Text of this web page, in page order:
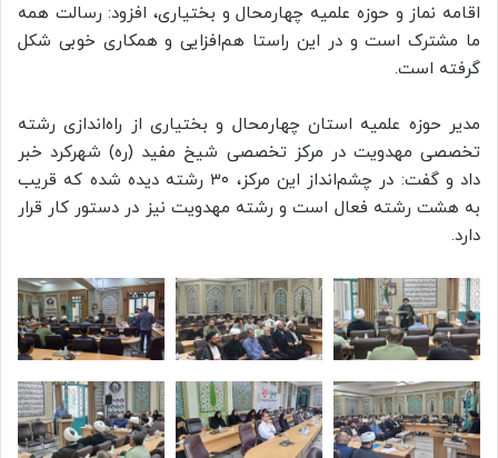
اقامه نماز و حوزه علمیه چهارمحال و بختیاری، افزود: رسالت همه
ما مشترک است و در این راستا هم‌افزایی و همکاری خوبی شکل
گرفته است.
مدیر حوزه علمیه استان چهارمحال و بختیاری از راه‌اندازی رشته
تخصصی مهدویت در مرکز تخصصی شیخ مفید (ره) شهرکرد خبر
داد و گفت: در چشم‌انداز این مرکز، ۳۰ رشته دیده شده که قریب
به هشت رشته فعال است و رشته مهدویت نیز در دستور کار قرار
دارد.